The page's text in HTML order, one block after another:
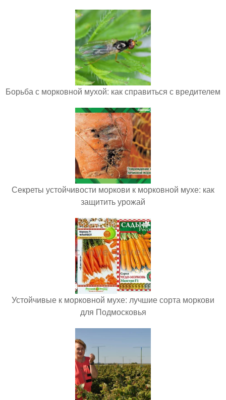
Борьба с морковной мухой: как справиться с вредителем
Секреты устойчивости моркови к морковной мухе: как
защитить урожай
Устойчивые к морковной мухе: лучшие сорта моркови
для Подмосковья